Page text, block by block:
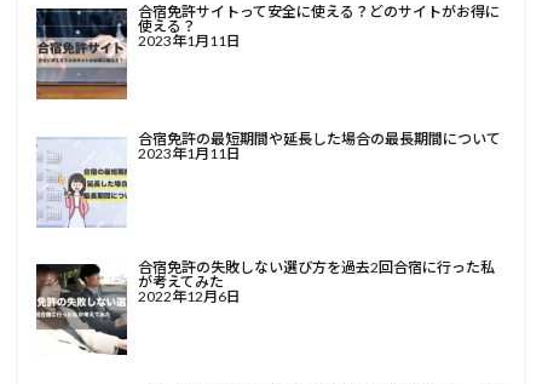
合宿免許サイトって安全に使える？どのサイトがお得に
使える？
2023年1月11日
合宿免許の最短期間や延長した場合の最長期間について
2023年1月11日
合宿免許の失敗しない選び方を過去2回合宿に行った私
が考えてみた
2022年12月6日